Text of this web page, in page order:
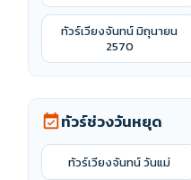
ทัวร์เวียงจันทน์ มิถุนายน
2570
event_availableทัวร์ช่วงวันหยุด
ทัวร์เวียงจันทน์ วันแม่